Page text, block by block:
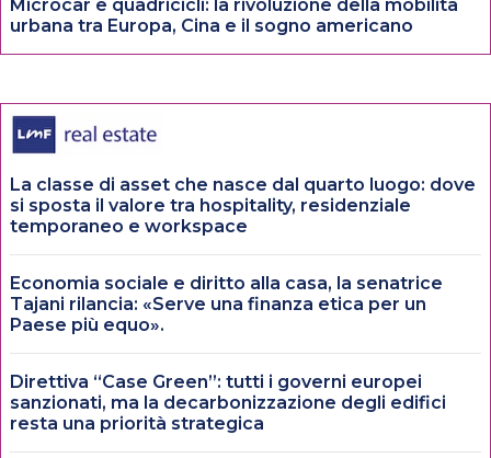
Microcar e quadricicli: la rivoluzione della mobilità
urbana tra Europa, Cina e il sogno americano
La classe di asset che nasce dal quarto luogo: dove
si sposta il valore tra hospitality, residenziale
temporaneo e workspace
Economia sociale e diritto alla casa, la senatrice
Tajani rilancia: «Serve una finanza etica per un
Paese più equo».
Direttiva “Case Green”: tutti i governi europei
sanzionati, ma la decarbonizzazione degli edifici
resta una priorità strategica